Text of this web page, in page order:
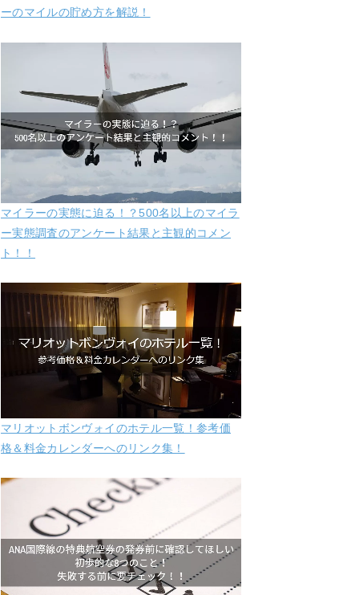
ーのマイルの貯め方を解説！
マイラーの実態に迫る！？500名以上のマイラ
ー実態調査のアンケート結果と主観的コメン
ト！！
マリオットボンヴォイのホテル一覧！参考価
格＆料金カレンダーへのリンク集！